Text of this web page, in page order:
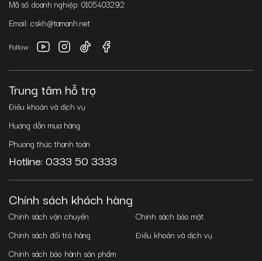
Mã số doanh nghiệp: 0105403292
Email: cskh@tamanh.net
Follow
Trung tâm hỗ trợ
Điều khoản và dịch vụ
Hướng dẫn mua hàng
Phương thức thanh toán
Hotline: 0333 50 3333
Chính sách khách hàng
Chính sách vận chuyển
Chính sách đổi trả hàng
Chính sách bảo hành sản phẩm
Chính sách bảo mật
Điều khoản và dịch vụ